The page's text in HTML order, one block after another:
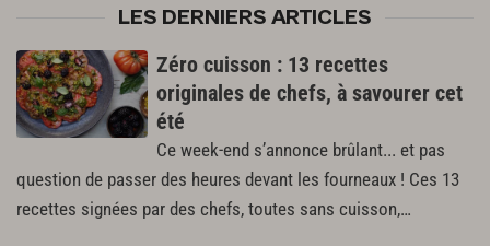
LES DERNIERS ARTICLES
Zéro cuisson : 13 recettes
originales de chefs, à savourer cet
été
Ce week-end s’annonce brûlant... et pas
question de passer des heures devant les fourneaux ! Ces 13
recettes signées par des chefs, toutes sans cuisson,…